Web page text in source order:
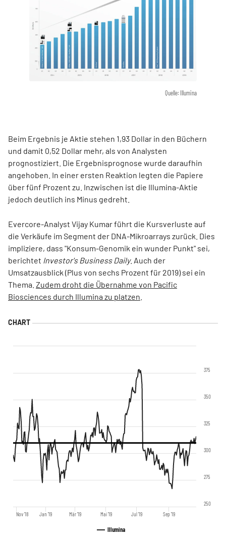
Quelle: Illumina
Beim Ergebnis je Aktie stehen 1,93 Dollar in den Büchern
und damit 0,52 Dollar mehr, als von Analysten
prognostiziert. Die Ergebnisprognose wurde daraufhin
angehoben. In einer ersten Reaktion legten die Papiere
über fünf Prozent zu. Inzwischen ist die Illumina-Aktie
jedoch deutlich ins Minus gedreht.
Evercore-Analyst Vijay Kumar führt die Kursverluste auf
die Verkäufe im Segment der DNA-Mikroarrays zurück. Dies
impliziere, dass "Konsum-Genomik ein wunder Punkt" sei,
berichtet Investor's Business Daily. Auch der
Umsatzausblick (Plus von sechs Prozent für 2019) sei ein
Thema. Zudem droht die Übernahme von Pacific
Biosciences durch Illumina zu platzen
Illumina
Nov '18 Jan '19 Mär '19 Mai '19 Jul '19 Sep '19
250
275
300
325
350
375